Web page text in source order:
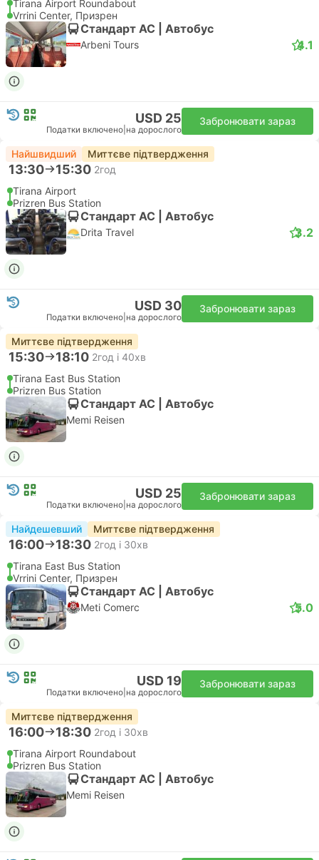
Tirana Airport Roundabout
Vrrini Center, Призрен
Стандарт АС | Автобус
Arbeni Tours 4.1
USD 25
Податки включено на дорослого
Забронювати зараз
Найшвидший Миттєве підтвердження
13:30 15:30 2год
Tirana Airport
Prizren Bus Station
Стандарт АС | Автобус
Drita Travel 3.2
USD 30
Податки включено на дорослого
Забронювати зараз
Миттєве підтвердження
15:30 18:10 2год і 40хв
Tirana East Bus Station
Prizren Bus Station
Стандарт АС | Автобус
Memi Reisen
USD 25
Податки включено на дорослого
Забронювати зараз
Найдешевший Миттєве підтвердження
16:00 18:30 2год і 30хв
Tirana East Bus Station
Vrrini Center, Призрен
Стандарт АС | Автобус
Meti Comerc 5.0
USD 19
Податки включено на дорослого
Забронювати зараз
Миттєве підтвердження
16:00 18:30 2год і 30хв
Tirana Airport Roundabout
Prizren Bus Station
Стандарт АС | Автобус
Memi Reisen